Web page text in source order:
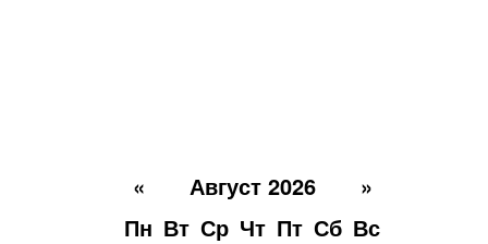
« Август 2026
»
Пн Вт Ср Чт Пт Сб Вс